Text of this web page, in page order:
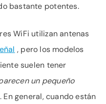
bastante potentes.
WiFi utilizan antenas
, pero los modelos
suelen tener
un pequeño
En general, cuando están